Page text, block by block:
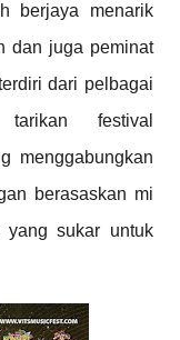
berjaya menarik
dan juga peminat
dari pelbagai
festival
menggabungkan
berasaskan mi
yang sukar untuk